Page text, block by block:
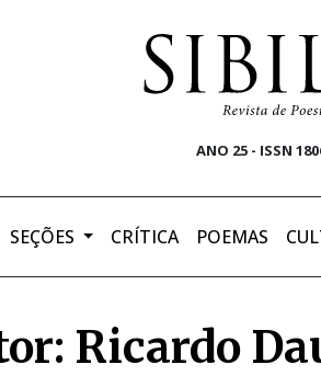
ANO 25 - ISSN
SEÇÕES CRÍTICA POEMAS
Ricardo